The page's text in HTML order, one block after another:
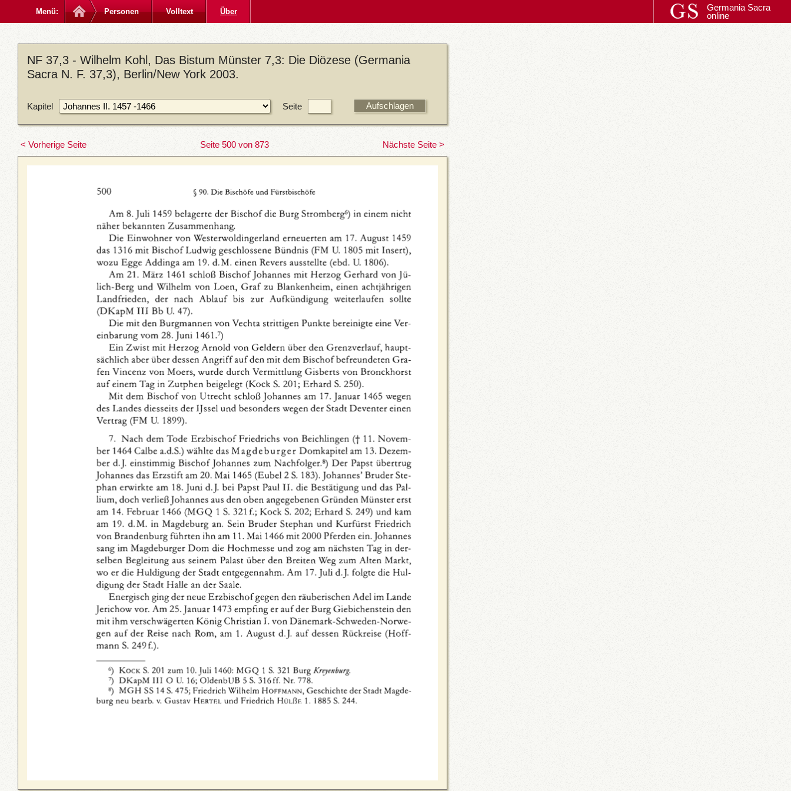
Menü: Personen Volltext Über
Germania Sacra
online
NF 37,3 - Wilhelm Kohl, Das Bistum Münster 7,3: Die Diözese (Germania
Sacra N. F. 37,3), Berlin/New York 2003.
Kapitel Seite
< Vorherige Seite Seite 500 von 873 Nächste Seite >